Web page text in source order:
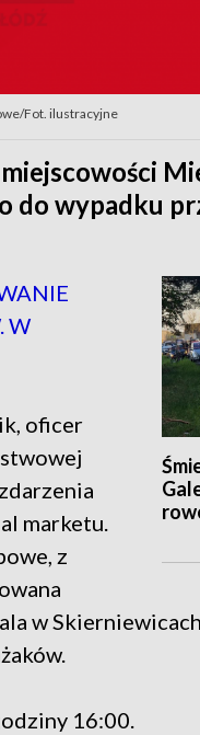
Fot. ilustracyjne
do wypadku
W
oficer
marketu.
z
w
16:00.